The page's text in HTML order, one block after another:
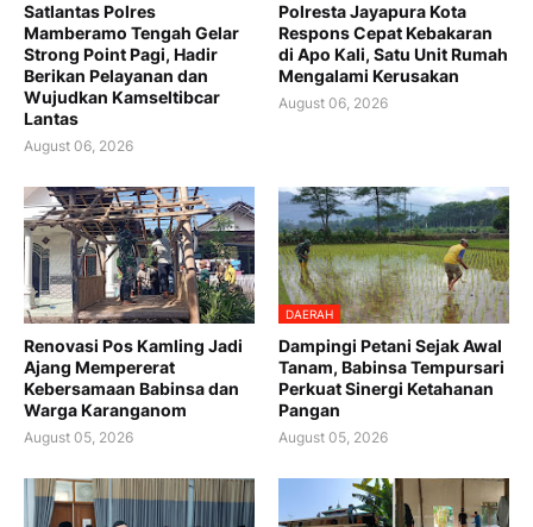
Satlantas Polres
Mamberamo Tengah Gelar
Strong Point Pagi, Hadir
Berikan Pelayanan dan
Wujudkan Kamseltibcar
Lantas
August 06, 2026
Polresta Jayapura Kota
Respons Cepat Kebakaran
di Apo Kali, Satu Unit Rumah
Mengalami Kerusakan
August 06, 2026
Renovasi Pos Kamling Jadi
Ajang Mempererat
Kebersamaan Babinsa dan
Warga Karanganom
August 05, 2026
DAERAH
Dampingi Petani Sejak Awal
Tanam, Babinsa Tempursari
Perkuat Sinergi Ketahanan
Pangan
August 05, 2026